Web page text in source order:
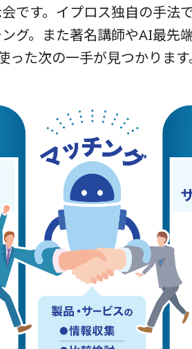
です。イプロス独自の手法
グ。また著名講師やAI最先
た次の一手が見つかります